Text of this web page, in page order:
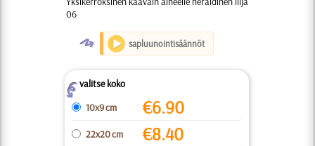
06
O sapluunointisäännöt
Zvalitse koko
10x9 cm
€6.90
22x20 cm €8.40